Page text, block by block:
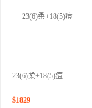
23(6)柔+18(5)痘
$1829